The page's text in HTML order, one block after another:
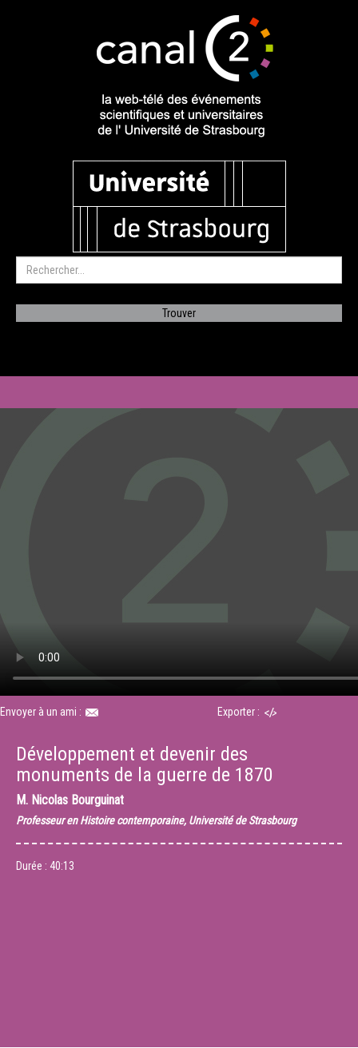
Envoyer à un ami : Exporter :
Développement et devenir des
monuments de la guerre de 1870
M. Nicolas Bourguinat
Professeur en Histoire contemporaine, Université de Strasbourg
Durée : 40:13